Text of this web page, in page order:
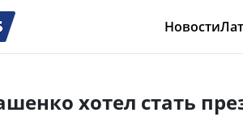
Новости
хотел стать